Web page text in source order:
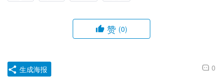
赞 (0)
0
生成海报